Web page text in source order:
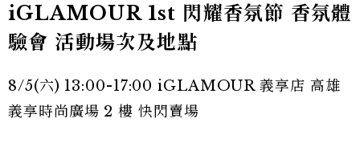
iGLAMOUR 1st 閃耀香氛節 香氛體
驗會 活動場次及地點
8/5(六) 13:00-17:00 iGLAMOUR 義享店 高雄
義享時尚廣場 2 樓 快閃賣場